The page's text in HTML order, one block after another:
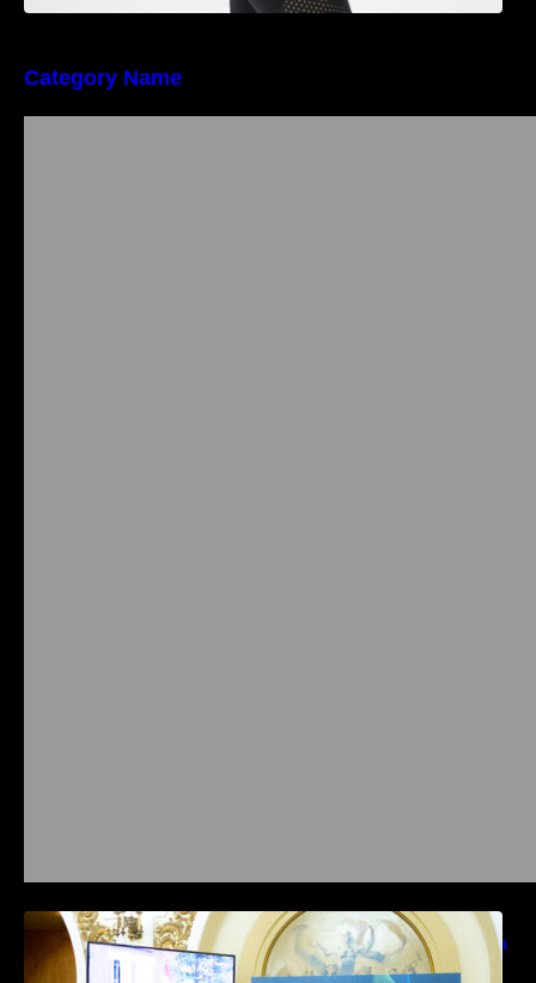
Category Name
Prysmian aduce la COMM26 tehnologii de
sensing si Digital Energy pentru monitorizarea
in timp real a infrastrucrutilor critice